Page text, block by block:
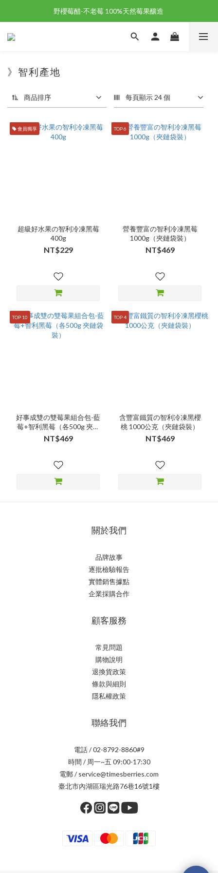
野櫻莓醋-不老莓 100%天然莓果釀造
野櫻莓醋-不老莓 100%天然莓果釀造
歡迎新朋友註冊加入「天時莓果」！🎉
》智利產地
商品排序 每頁顯示 24 個
會員獨享
超級好水果の智利冷凍黑莓
400g
NT$229
TOP 6
營養豐富の智利冷凍黑莓
1000g（夾鏈袋裝）
NT$469
TOP 10
好事成雙の雙莓果組合包-藍
莓+智利黑莓（各500g 夾鏈
袋裝）
NT$469
TOP 4
含豐富鐵質の智利冷凍黑櫻
桃 1000公克（夾鏈袋裝）
NT$469
關於我們
品牌故事
逐批檢驗報告
實體銷售據點
企業採購合作
顧客服務
常見問題
購物說明
退換貨政策
條款與細則
隱私權政策
聯絡我們
電話 / 02-8792-8860#9
時間 / 周一~五 09:00-17:30
電郵 / service@timesberries.com
臺北市內湖區瑞光路76巷16號1樓